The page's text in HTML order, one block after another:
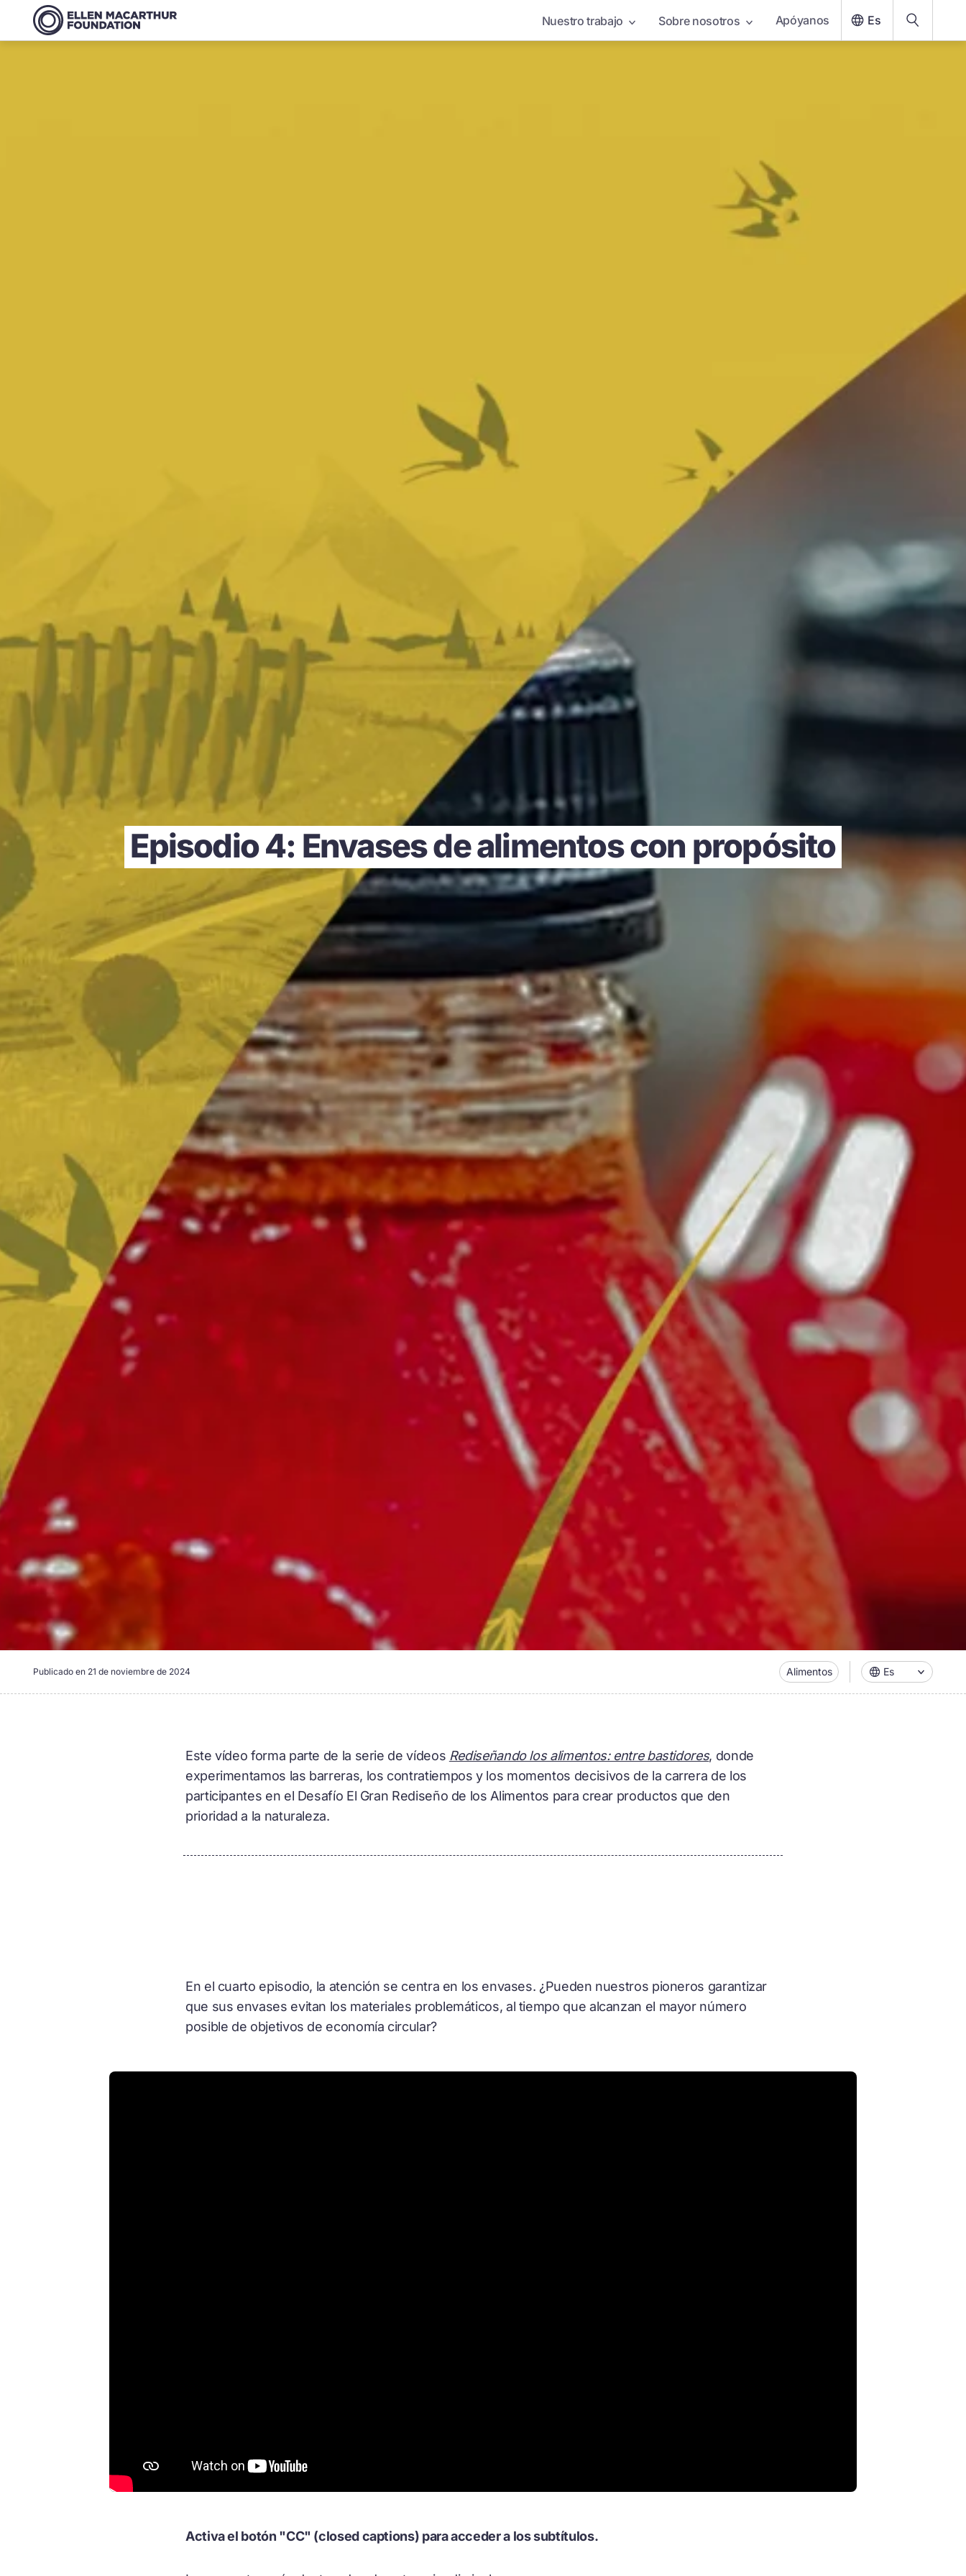
Nuestro trabajo Sobre nosotros Apóyanos Es
Episodio 4: Envases de alimentos con propósito
Publicado en 21 de noviembre de 2024 Alimentos Es
Este vídeo forma parte de la serie de vídeos Rediseñando los alimentos: entre bastidores, donde
experimentamos las barreras, los contratiempos y los momentos decisivos de la carrera de los
participantes en el Desafío El Gran Rediseño de los Alimentos para crear productos que den
prioridad a la naturaleza.
En el cuarto episodio, la atención se centra en los envases. ¿Pueden nuestros pioneros garantizar
que sus envases evitan los materiales problemáticos, al tiempo que alcanzan el mayor número
posible de objetivos de economía circular?
Activa el botón "CC" (closed captions) para acceder a los subtítulos.